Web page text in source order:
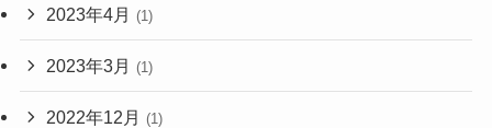
2023年4月 (1)
2023年3月 (1)
2022年12月 (1)